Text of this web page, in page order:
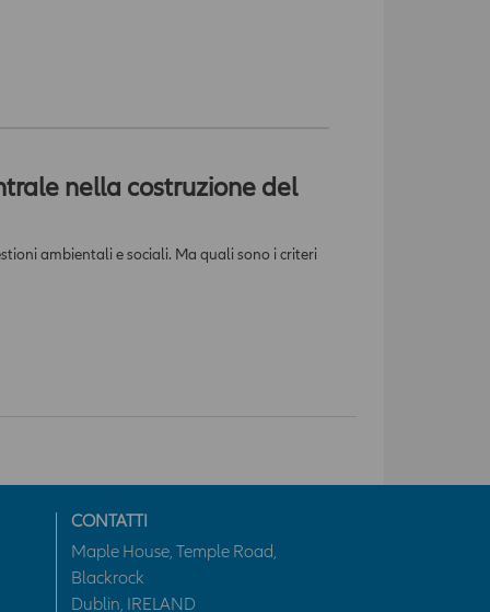
nella costruzione del
ambientali e sociali. Ma quali sono i criteri
CONTATTI
Maple House, Temple Road,
Blackrock
Dublin, IRELAND